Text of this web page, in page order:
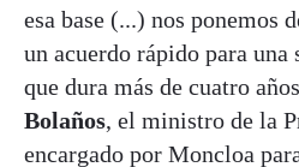
esa base (...) nos ponemos
un acuerdo rápido para
que dura más de cuatro
Bolaños, el ministro de la
encargado por Moncloa